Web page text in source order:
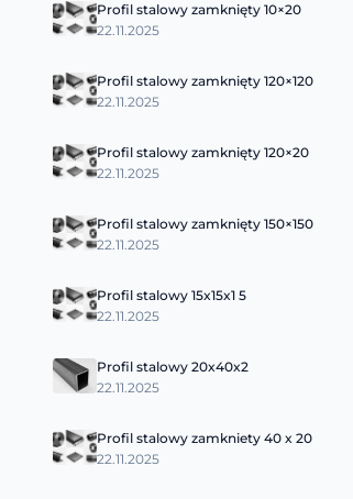
Profil stalowy zamknięty 10×20
22.11.2025
Profil stalowy zamknięty 120×120
22.11.2025
Profil stalowy zamknięty 120×20
22.11.2025
Profil stalowy zamknięty 150×150
22.11.2025
Profil stalowy 15x15x1 5
22.11.2025
Profil stalowy 20x40x2
22.11.2025
Profil stalowy zamkniety 40 x 20
22.11.2025